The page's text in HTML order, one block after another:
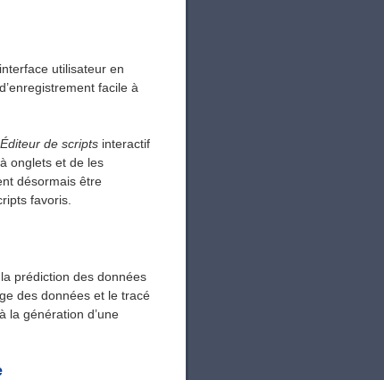
utilisateur en
facile à
Éditeur de scripts interactif
onglets et de les
désormais être
favoris.
prédiction des données
des données et le tracé
la génération d’une